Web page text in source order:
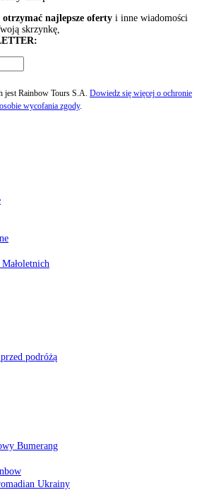
najlepsze oferty i inne wiadomości
skrzynkę,
jest Rainbow Tours S.A. Dowiedz się więcej o ochronie
wycofania zgody.
podróżą
Bumerang
Ukrainy